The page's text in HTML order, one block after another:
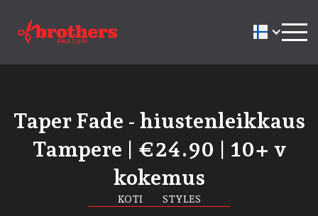
Taper Fade - hiustenleikkaus
Tampere | €24.90 | 10+ v
kokemus
KOTIin STYLES